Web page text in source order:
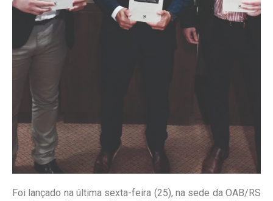
Foi lançado na última sexta-feira (25), na sede da OAB/RS